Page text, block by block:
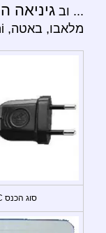
... וב גיניאה
מלאבו, באטה, Mbini, לובה, Moka, אורקה.)
סוג הכנס C